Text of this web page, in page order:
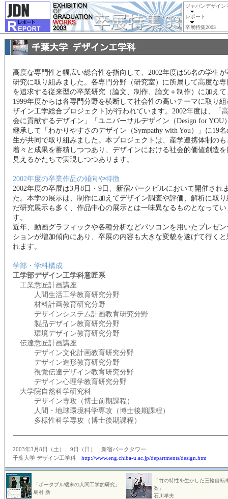
ジャパンデザイン
レポート
卒展特集2003
高度な専門性と幅広い総合性を指向して、2002年度は56名の学生が
研究に取り組みました。各専門分野（研究室）に所属して高度な専
を追求する従来型の卒業研究（論文、制作、論文＋制作）に加えて
1999年度からは各専門分野を横断して社会性の高いテーマに取り
ザイン工学総合プロジェクト]が行われています。2002年度は、「
会に貢献するデザイン」「ユニバーサルデザイン（Design for YOU
継承して「わかりやすさのデザイン（Sympathy with You）」に19
生が共同で取り組みました。本プロジェクトは、産学連携体制のも
着々と成果を蓄積しつつあり、デザインにおける社会的価値創造を
見えるかたちで実現しつつあります。
2002年度の卒業作品の傾向や特徴
2002年度の卒展は3月8日・9日、新宿パークビルにおいて開催され
た。本学の展示は、制作に加えてデザイン調査や評価、解析に取り
だ研究展示も多く、作品中心の展示とは一味異なるものとなってい
す。
近年、動画グラフィックや各種分析などパソコンを用いたプレゼン
ションが増加傾向にあり、卒展の内容も大きな変貌を遂げて行くと
れます。
学部・学科構成
工学部デザイン工学科意匠系
工業意匠計画講座
人間生活工学教育研究分野
材料計画教育研究分野
デザインシステム計画教育研究分野
製品デザイン教育研究分野
環境デザイン教育研究分野
伝達意匠計画講座
デザイン文化計画教育研究分野
デザイン造形教育研究分野
視覚伝達デザイン教育研究分野
デザイン心理学教育研究分野
大学院自然科学研究科
デザイン専攻（博士前期課程）
人間・地球環境科学専攻（博士後期課程）
多様性科学専攻（博士後期課程）
2003年3月8日（土）、9日（日） 新宿パークタワー
千葉大学 デザイン工学科 http://www.eng.chiba-u.ac.jp/departments/design.htm
「ポータブル端末の人間工学的研究」
島村 新
「竹の特性を生かした三輪自転
案」
石川孝夫